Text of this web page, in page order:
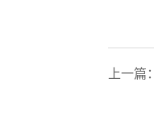
上一篇：